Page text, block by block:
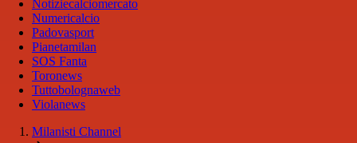
Notiziecalciomercato
Numericalcio
Padovasport
Pianetamilan
SOS Fanta
Toronews
Tuttobolognaweb
Violanews
Milanisti Channel